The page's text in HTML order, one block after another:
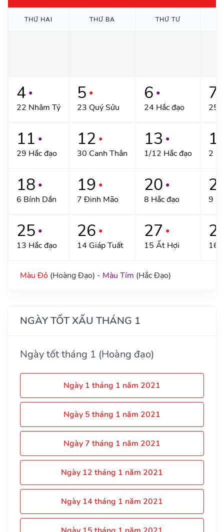
THỨ HAI THỨ BA THỨ TƯ
4 ●
22 Nhâm Tý
5 ●
23 Quý Sửu
6 ●
24 Hắc đạo
7
25
11 ●
29 Hắc đạo
12 ●
30 Canh Thân
13 ●
1/12 Hắc đạo 2
18 ●
6 Bính Dần
19 ●
7 Đinh Mão
20 ●
8 Hắc đạo 9
25 ●
13 Hắc đạo
26 ●
14 Giáp Tuất
27 ●
15 Ất Hợi 16
Màu Đỏ (Hoàng Đạo) - Màu Tím (Hắc Đạo)
NGÀY TỐT XẤU THÁNG 1
Ngày tốt tháng 1 (Hoàng đạo)
Ngày 1 tháng 1 năm 2021
Ngày 5 tháng 1 năm 2021
Ngày 7 tháng 1 năm 2021
Ngày 12 tháng 1 năm 2021
Ngày 14 tháng 1 năm 2021